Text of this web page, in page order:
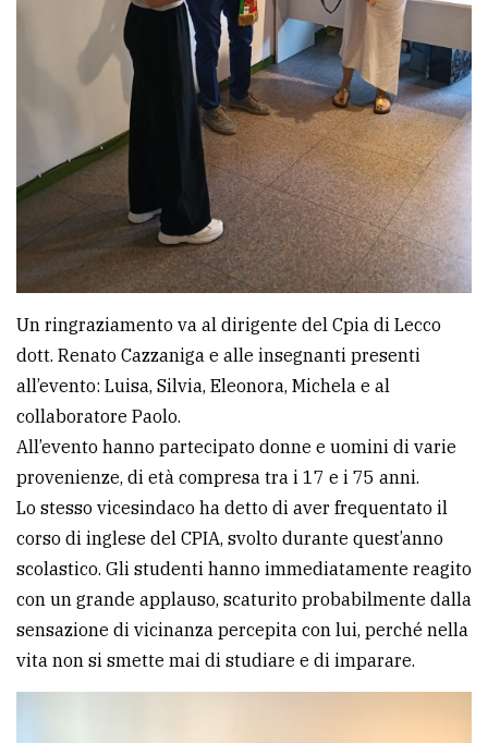
Un ringraziamento va al dirigente del Cpia di Lecco
dott. Renato Cazzaniga e alle insegnanti presenti
all’evento: Luisa, Silvia, Eleonora, Michela e al
collaboratore Paolo.
All’evento hanno partecipato donne e uomini di varie
provenienze, di età compresa tra i 17 e i 75 anni.
Lo stesso vicesindaco ha detto di aver frequentato il
corso di inglese del CPIA, svolto durante quest’anno
scolastico. Gli studenti hanno immediatamente reagito
con un grande applauso, scaturito probabilmente dalla
sensazione di vicinanza percepita con lui, perché nella
vita non si smette mai di studiare e di imparare.